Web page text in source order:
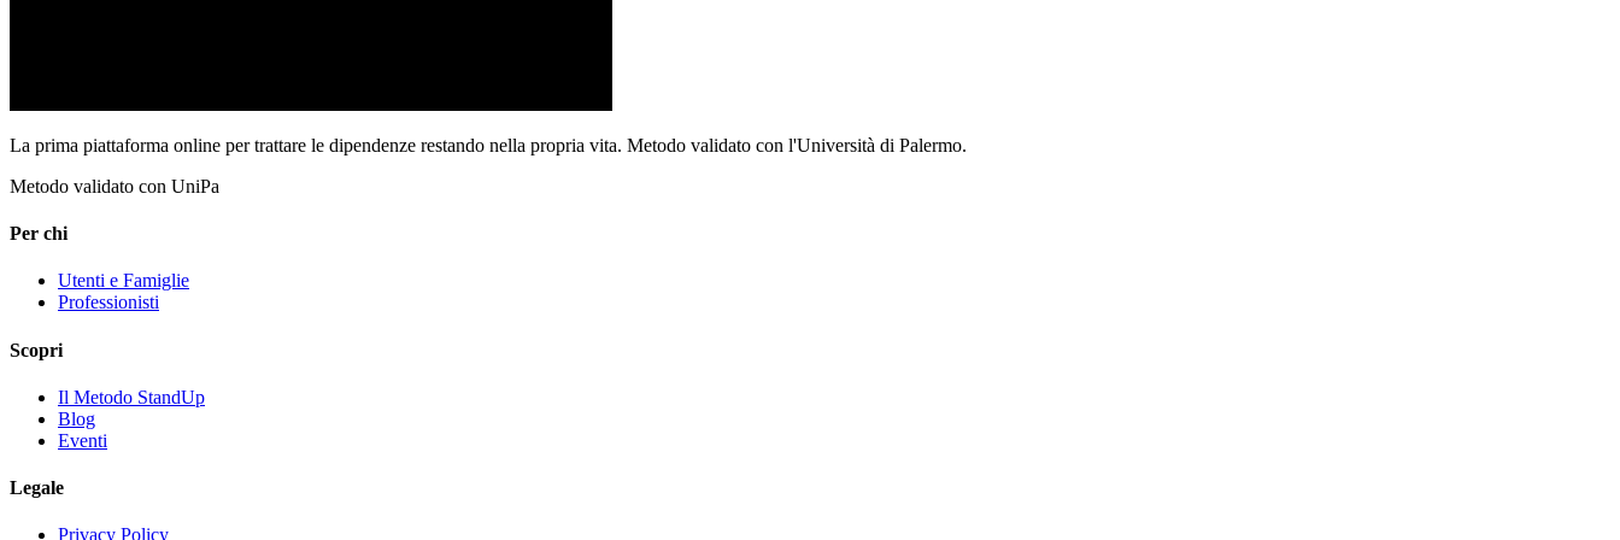
La prima piattaforma online per trattare le dipendenze restando nella propria vita. Metodo validato con l'Università di Palermo.
Metodo validato con UniPa
Per chi
Utenti e Famiglie
Professionisti
Scopri
Il Metodo StandUp
Blog
Eventi
Legale
Privacy Policy